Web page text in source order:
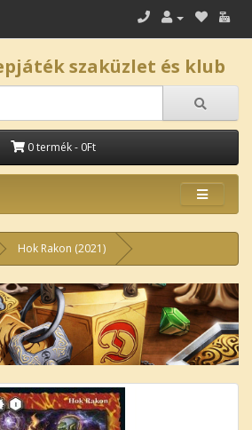
szaküzlet és klub
0 termék - 0Ft
Hok Rakon (2021)